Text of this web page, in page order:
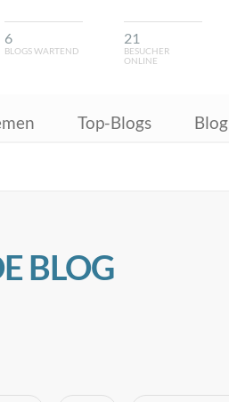
6
BLOGS WARTEND
21
BESUCHER
ONLINE
Top-Blogs
BLOG